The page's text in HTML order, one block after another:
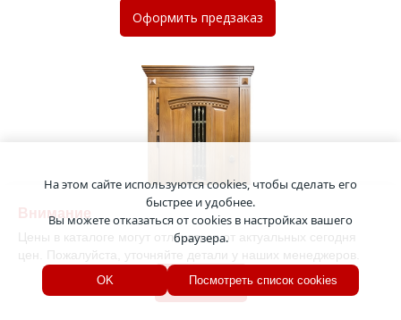
Внимание
Цены в каталоге могут отличаться от актуальных сегодня
цен. Пожалуйста, уточняйте детали у наших менеджеров.
Хорошо
Оформить предзаказ
Стальная термодверь с карнизом,
ковкой, стеклом, кнокером и
На этом сайте используются cookies, чтобы сделать его
быстрее и удобнее.
Вы можете отказаться от cookies в настройках вашего
браузера.
OK Посмотреть список cookies